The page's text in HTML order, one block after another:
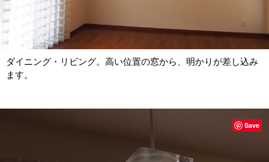
ダイニング・リビング。高い位置の窓から、明かりが差し込み
ます。
Save